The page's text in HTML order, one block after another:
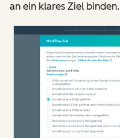
an ein klares Ziel binden.